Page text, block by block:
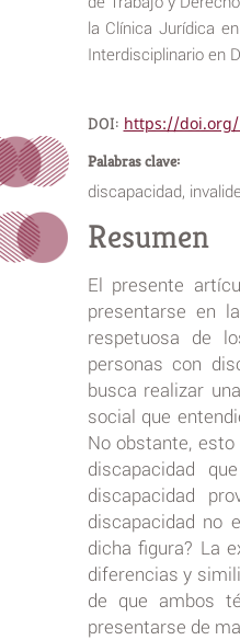
la Clínica Jurídica
Interdisciplinario en
DOI: https://doi.org/
Palabras clave:
discapacidad,
Resumen
El presente
presentarse en
respetuosa de
personas con
busca realizar
social que
No obstante,
discapacidad
discapacidad
discapacidad no
dicha figura? La
diferencias y
de que ambos
presentarse de